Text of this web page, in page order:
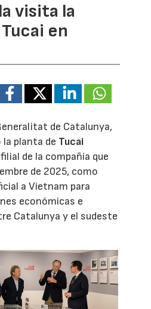
visita la
en
de Catalunya,
planta de Tucai
de la compañía que
de 2025, como
a Vietnam para
económicas e
Catalunya y el sudeste